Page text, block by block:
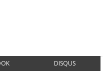
DISQUS